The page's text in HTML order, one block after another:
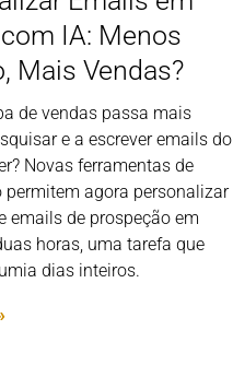
IA: Menos
Mais Vendas?
de vendas passa mais
e a escrever emails do
Novas ferramentas de
agora personalizar
emails de prospeção em
horas, uma tarefa que
dias inteiros.